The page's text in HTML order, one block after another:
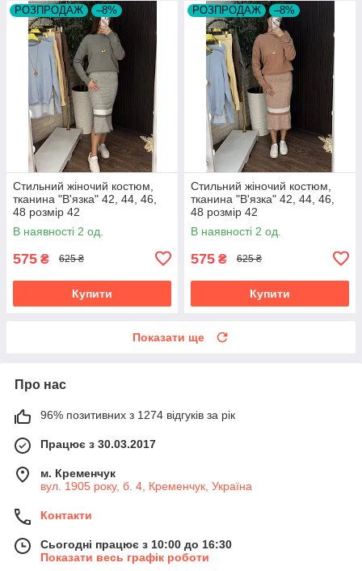
РОЗПРОДАЖ –8%
Стильний жіночий костюм,
тканина "В'язка" 42, 44, 46,
48 розмір 42
В наявності 2 од.
575 ₴ 625 ₴
Купити
РОЗПРОДАЖ –8%
Стильний жіночий костюм,
тканина "В'язка" 42, 44, 46,
48 розмір 42
В наявності 2 од.
575 ₴ 625 ₴
Купити
Показати ще
Про нас
96% позитивних з 1274 відгуків за рік
Працює з 30.03.2017
м. Кременчук
вул. 1905 року, б. 4, Кременчук, Україна
Контакти
Сьогодні працює з 10:00 до 16:30
Показати весь графік роботи